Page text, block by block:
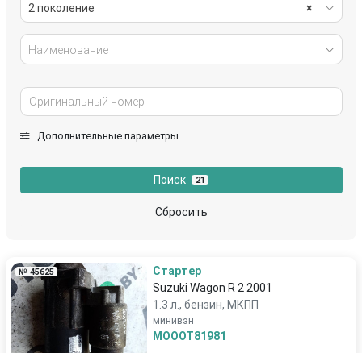
×
2 поколение
Наименование
Дополнительные параметры
Поиск 21
Сбросить
№ 45625
Стартер
Suzuki Wagon R 2 2001
1.3 л., бензин, МКПП
минивэн
MOOOT81981